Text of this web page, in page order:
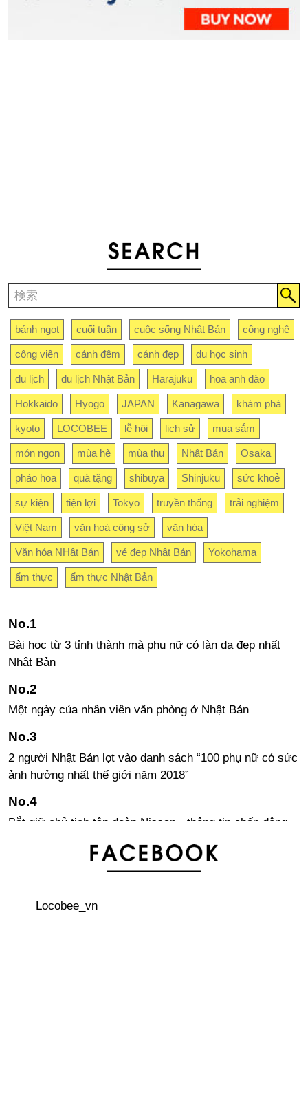
bánh ngọt cuối tuần cuộc sống Nhật Bản công nghệ
công viên cảnh đêm cảnh đẹp du học sinh
du lịch du lịch Nhật Bản Harajuku hoa anh đào
Hokkaido Hyogo JAPAN Kanagawa khám phá
kyoto LOCOBEE lễ hội lịch sử mua sắm
món ngon mùa hè mùa thu Nhật Bản Osaka
pháo hoa quà tặng shibuya Shinjuku sức khoẻ
sự kiện tiện lợi Tokyo truyền thống trải nghiệm
Việt Nam văn hoá công sở văn hóa
Văn hóa NHật Bản vẻ đẹp Nhật Bản Yokohama
ẩm thực ẩm thực Nhật Bản
Bài học từ 3 tỉnh thành mà phụ nữ có làn da đẹp nhất
Nhật Bản
Một ngày của nhân viên văn phòng ở Nhật Bản
2 người Nhật Bản lọt vào danh sách “100 phụ nữ có sức
ảnh hưởng nhất thế giới năm 2018”
Bắt giữ chủ tịch tập đoàn Nissan - thông tin chấn động
nhất năm 2018 ở Nhật Bản
Locobee_vn